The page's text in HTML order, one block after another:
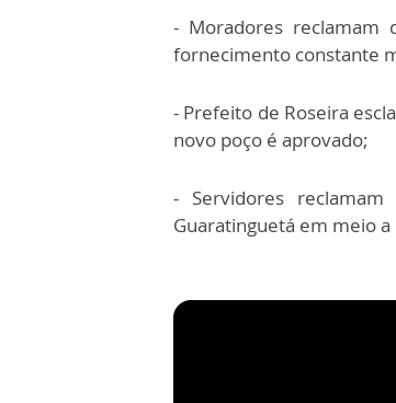
- Moradores reclamam
fornecimento constante
- Prefeito de Roseira
novo poço é aprovado;
- Servidores
Guaratinguetá em meio a